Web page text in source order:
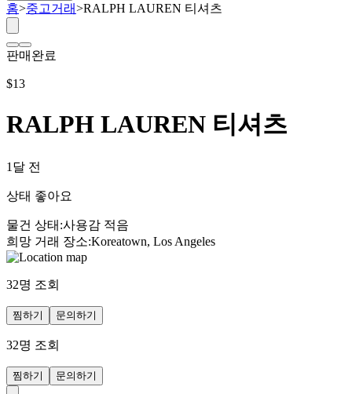
홈>중고거래>RALPH LAUREN 티셔츠
판매완료
$13
RALPH LAUREN 티셔츠
1달 전
상태 좋아요
물건 상태 :사용감 적음
희망 거래 장소:Koreatown, Los Angeles
32명 조회
찜하기 문의하기
32명 조회
찜하기 문의하기